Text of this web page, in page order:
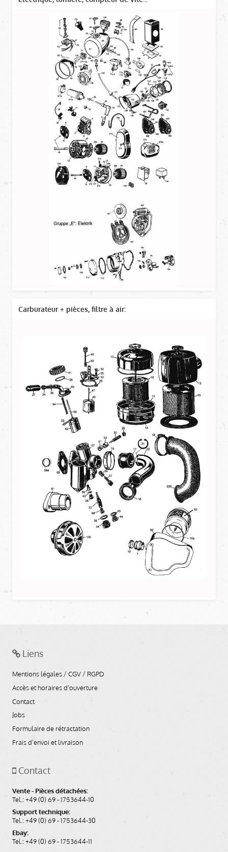
Carburateur + pièces, filtre à air:
Liens
Mentions légales / CGV / RGPD
Accès et horaires d'ouverture
Contact
Jobs
Formulaire de rétractation
Frais d'envoi et livraison
Contact
Vente - Pièces détachées:
Tel.: +49 (0) 69 - 1753644-10
Support technique:
Tel.: +49 (0) 69 - 1753644-30
Ebay:
Tel.: +49 (0) 69 - 1753644-11